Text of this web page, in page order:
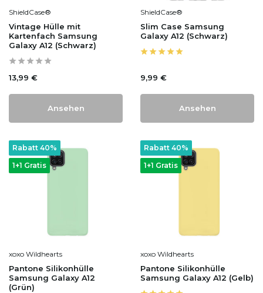
ShieldCase®
Vintage Hülle mit
Kartenfach Samsung
Galaxy A12 (Schwarz)
13,99 €
Ansehen
ShieldCase®
Slim Case Samsung
Galaxy A12 (Schwarz)
9,99 €
Ansehen
1+1 Gratis
Rabatt 40%
xoxo Wildhearts
Pantone Silikonhülle
Samsung Galaxy A12
(Grün)
1+1 Gratis
Rabatt 40%
xoxo Wildhearts
Pantone Silikonhülle
Samsung Galaxy A12 (Gelb)